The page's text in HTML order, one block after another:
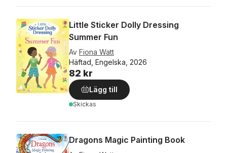
Little Sticker Dolly Dressing
Summer Fun
Av Fiona Watt
Häftad, Engelska, 2026
82 kr
Lägg till
Skickas
Dragons Magic Painting Book